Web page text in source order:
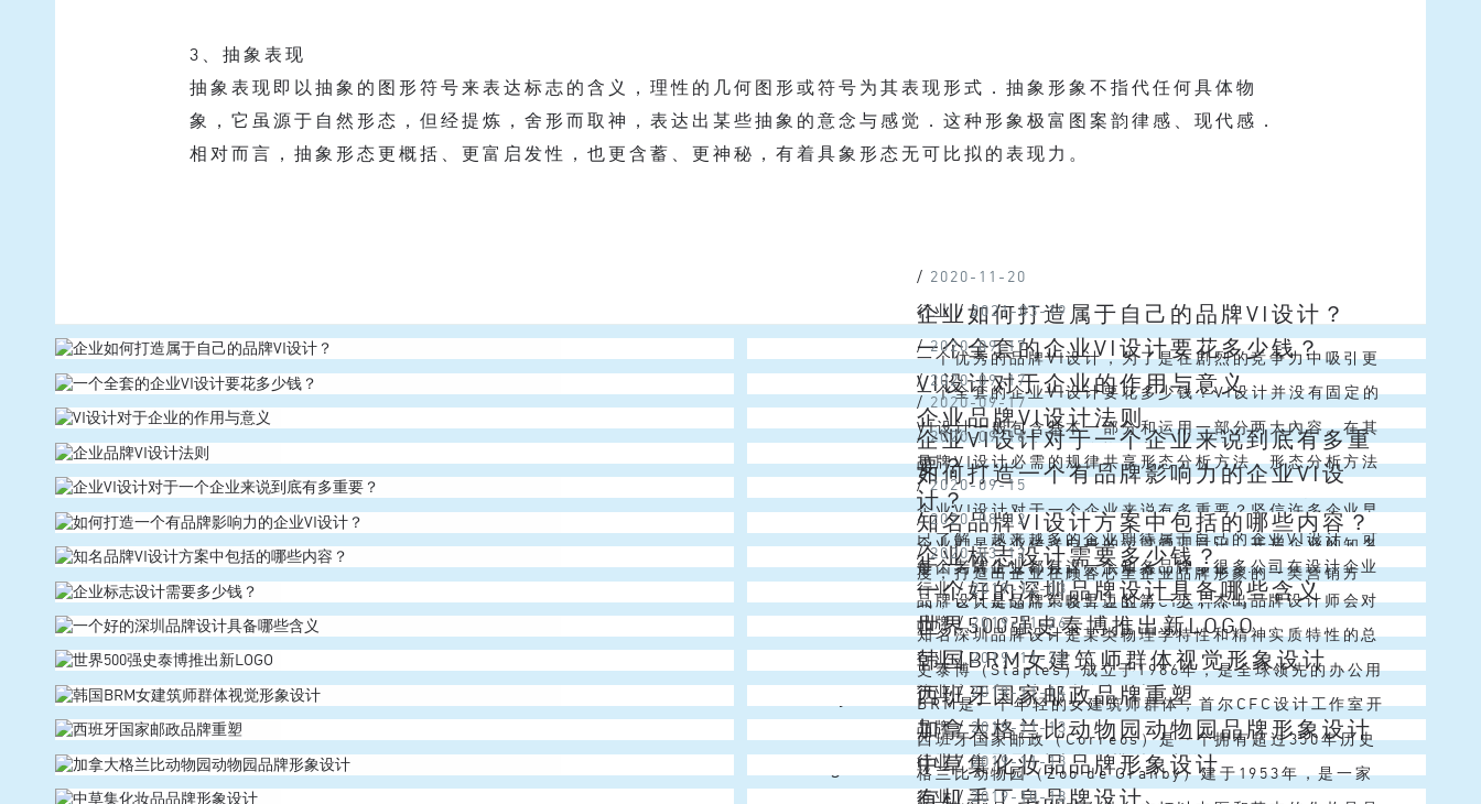
3、抽象表现
抽象表现即以抽象的图形符号来表达标志的含义，理性的几何图形或符号为其表现形式．抽象形象不指代任何具体物
象，它虽源于自然形态，但经提炼，舍形而取神，表达出某些抽象的意念与感觉．这种形象极富图案韵律感、现代感．
相对而言，抽象形态更概括、更富启发性，也更含蓄、更神秘，有着具象形态无可比拟的表现力。
/ 2020-11-20
企业如何打造属于自己的品牌VI设计？
一个优秀的品牌VI设计，为了是在剧烈的竞争力中吸引更
多的路人，进而把他们转化为客户。企业通过品牌VI设计
告诉所有人：你是谁，你能想带来什么价...
行业/2021-03-19
一个全套的企业VI设计要花多少钱？
一个全套的企业VI设计要花多少钱？VI设计并没有固定的
价格，需要根据企业的设计内容、行业、设计需求、设计
理念等方面的束缚。价格有高有低，从几...
/2020-09-17
VI设计对于企业的作用与意义
VI设计一般包含基本一部分和运用一部分两大內容。在其
中，基本一部分一般包含：企业的名称、标志设计、标
志、规范字体样式、主色调、企业标志、规范...
/2020-09-17
企业品牌VI设计法则
品牌VI设计必需的规律共享形态分析方法，形态分析方法
是把vi设计的行为主体作为一个系统软件，一个具备多种
多样形态要素遍布和组成的系统软件，创...
/ 2020-09-17
企业VI设计对于一个企业来说到底有多重
要？
企业VI设计对于一个企业来说有多重要？坚信许多企业早
已了解，越来越多的企业期待属于自己的企业VI设计，可
是因为对企业VI设计欠缺掌握，许多企...
/2020-09-16
如何打造一个有品牌影响力的企业VI设
计？
企业VI是企业传送自身的运营管理意识，开启企业的知名
度，打造出企业在顾客心里企业品牌形象的一类营销方
式，它关键运用VI设计企业将CI这种不可...
/2020-09-15
知名品牌VI设计方案中包括的哪些内容？
每个老牌企业都有这一个知名品牌，很多公司在设计企业
品牌时，都会刻意选择一个能让顾客轻松记住知名的品牌
名称，再结合企业VI设计，二者联合起来后...
/2020-08-12
企业标志设计需要多少钱？
品牌设计是品牌策略里边的第一步，杰出品牌设计师会对
公司品牌设计分定义环节、文字环节、标记环节、系统软
件环节，各自相匹配的是公司的知名品牌定义...
/2020-03-12
一个好的深圳品牌设计具备哪些含义
知名深圳品牌设计是某类物理学特性和精神实质特性的总
数，公司根据品牌策略将货品特色化，最后的目地是以便
让顾客更高效率的选购产品与服务。...
Joy
行业/2019-12-03
世界500强史泰博推出新LOGO
史泰博（Staples）成立于1986年，是全球领先的办公用
品零售公司，也是世界500强企业之一。 史泰博总部位于
美国马萨诸塞州弗雷明翰，其...
品牌/2019-11-26
韩国BRM女建筑师群体视觉形象设计
BRM是一个年轻的女建筑师群体，首尔CFC设计工作室开
发了BRM的品牌标识，并为BRM的会议设计了视觉形象，
会议的主题是“建立角色模型：建筑...
Angel
行业/2019-11-22
西班牙国家邮政品牌重塑
西班牙国家邮政（Correos）是一个拥有超过350年历史
的品牌，见证了西班牙社会所经历的所有变化。今天，
Correos已经升级为新的技术、...
Christmas Lai
行业/2019-11-14
加拿大格兰比动物园动物园品牌形象设计
格兰比动物园（Zoo de Granby）建于1953年，是一家
品牌/2019-11-13
中草集化妆品品牌形象设计
行业/2019-11-13
有机手工皂品牌设计
行业/2019-10-18